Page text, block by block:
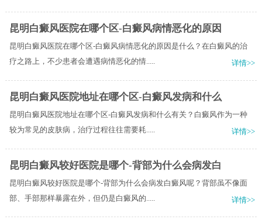
昆明白癜风医院在哪个区-白癜风病情恶化的原因
昆明白癜风医院在哪个区-白癜风病情恶化的原因是什么？在白癜风的治
疗之路上，不少患者会遭遇病情恶化的情.....
详情>>
昆明白癜风医院地址在哪个区-白癜风发病和什么
昆明白癜风医院地址在哪个区-白癜风发病和什么有关？白癜风作为一种
较为常见的皮肤病，治疗过程往往需要耗.....
详情>>
昆明白癜风较好医院是哪个-背部为什么会病发白
昆明白癜风较好医院是哪个-背部为什么会病发白癜风呢？背部虽不像面
部、手部那样暴露在外，但仍是白癜风的.....
详情>>